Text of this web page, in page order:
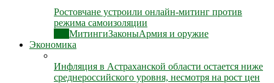
Ростовчане устроили онлайн-митинг против
режима самоизоляции
МитингиЗаконыАрмия и оружие
Экономика
Инфляция в Астраханской области остается ниже
среднероссийского уровня, несмотря на рост цен